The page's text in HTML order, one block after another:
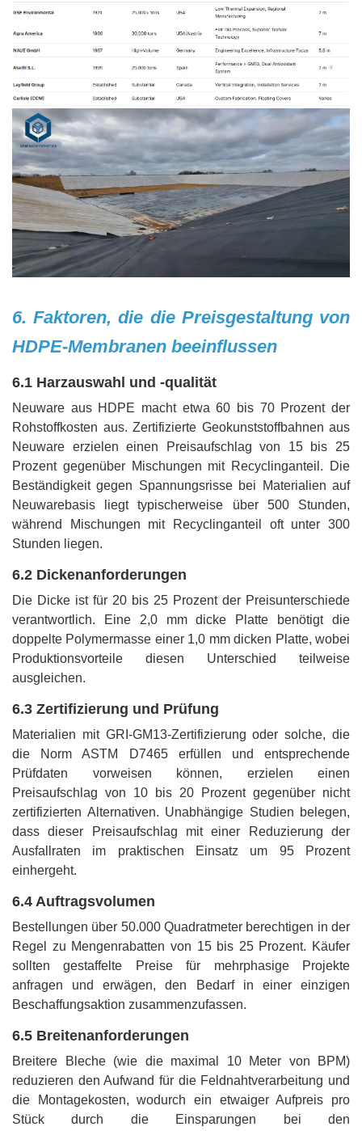
6. Faktoren, die die Preisgestaltung von
HDPE-Membranen beeinflussen
6.1 Harzauswahl und -qualität
Neuware aus HDPE macht etwa 60 bis 70 Prozent der
Rohstoffkosten aus. Zertifizierte Geokunststoffbahnen aus
Neuware erzielen einen Preisaufschlag von 15 bis 25
Prozent gegenüber Mischungen mit Recyclinganteil. Die
Beständigkeit gegen Spannungsrisse bei Materialien auf
Neuwarebasis liegt typischerweise über 500 Stunden,
während Mischungen mit Recyclinganteil oft unter 300
Stunden liegen.
6.2 Dickenanforderungen
Die Dicke ist für 20 bis 25 Prozent der Preisunterschiede
verantwortlich. Eine 2,0 mm dicke Platte benötigt die
doppelte Polymermasse einer 1,0 mm dicken Platte, wobei
Produktionsvorteile diesen Unterschied teilweise
ausgleichen.
6.3 Zertifizierung und Prüfung
Materialien mit GRI-GM13-Zertifizierung oder solche, die
die Norm ASTM D7465 erfüllen und entsprechende
Prüfdaten vorweisen können, erzielen einen
Preisaufschlag von 10 bis 20 Prozent gegenüber nicht
zertifizierten Alternativen. Unabhängige Studien belegen,
dass dieser Preisaufschlag mit einer Reduzierung der
Ausfallraten im praktischen Einsatz um 95 Prozent
einhergeht.
6.4 Auftragsvolumen
Bestellungen über 50.000 Quadratmeter berechtigen in der
Regel zu Mengenrabatten von 15 bis 25 Prozent. Käufer
sollten gestaffelte Preise für mehrphasige Projekte
anfragen und erwägen, den Bedarf in einer einzigen
Beschaffungsaktion zusammenzufassen.
6.5 Breitenanforderungen
Breitere Bleche (wie die maximal 10 Meter von BPM)
reduzieren den Aufwand für die Feldnahtverarbeitung und
die Montagekosten, wodurch ein etwaiger Aufpreis pro
Stück durch die Einsparungen bei den